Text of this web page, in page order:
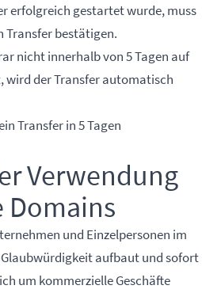
erfolgreich gestartet wurde, muss
Transfer bestätigen.
nicht innerhalb von 5 Tagen auf
wird der Transfer automatisch
Transfer in 5 Tagen
Verwendung
Domains
und Einzelpersonen im
Glaubwürdigkeit aufbaut und sofort
um kommerzielle Geschäfte